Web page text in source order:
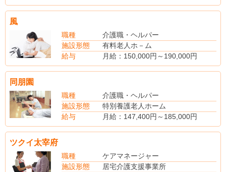
（手当内訳）
夜勤手当：6,000円/回
住宅手当
扶養手当
賞与あり（昨年度実績・年3回・4.67ヶ月分支給）
風
職種
介護職・ヘルパー
施設形態
有料老人ホ－ム
給与
月給：150,000円～190,000円
(別途手当)
同朋園
職種
介護職・ヘルパー
施設形態
特別養護老人ホーム
給与
月給：147,400円～185,000円
(別途手当)
ツクイ太宰府
職種
ケアマネージャー
施設形態
居宅介護支援事業所